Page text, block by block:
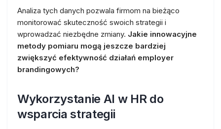
Analiza tych danych pozwala firmom na bieżąco
monitorować skuteczność swoich strategii i
wprowadzać niezbędne zmiany. Jakie innowacyjne
metody pomiaru mogą jeszcze bardziej
zwiększyć efektywność działań employer
brandingowych?
Wykorzystanie AI w HR do
wsparcia strategii